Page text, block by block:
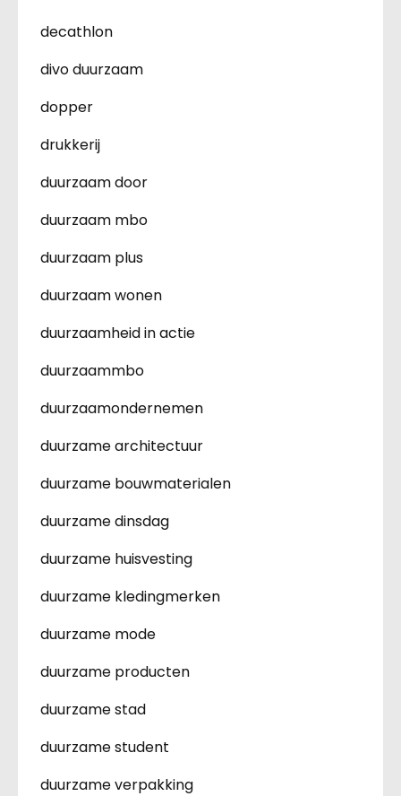
decathlon
divo duurzaam
dopper
drukkerij
duurzaam door
duurzaam mbo
duurzaam plus
duurzaam wonen
duurzaamheid in actie
duurzaammbo
duurzaamondernemen
duurzame architectuur
duurzame bouwmaterialen
duurzame dinsdag
duurzame huisvesting
duurzame kledingmerken
duurzame mode
duurzame producten
duurzame stad
duurzame student
duurzame verpakking